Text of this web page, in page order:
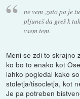
ne vem ,zato pa je
pljuneš da greš k
vsem tem.
Meni se zdi to skrajno
ko bo to enako kot
lahko pogledal kako
stoletja/tisocletja, kot
Je pa potreben